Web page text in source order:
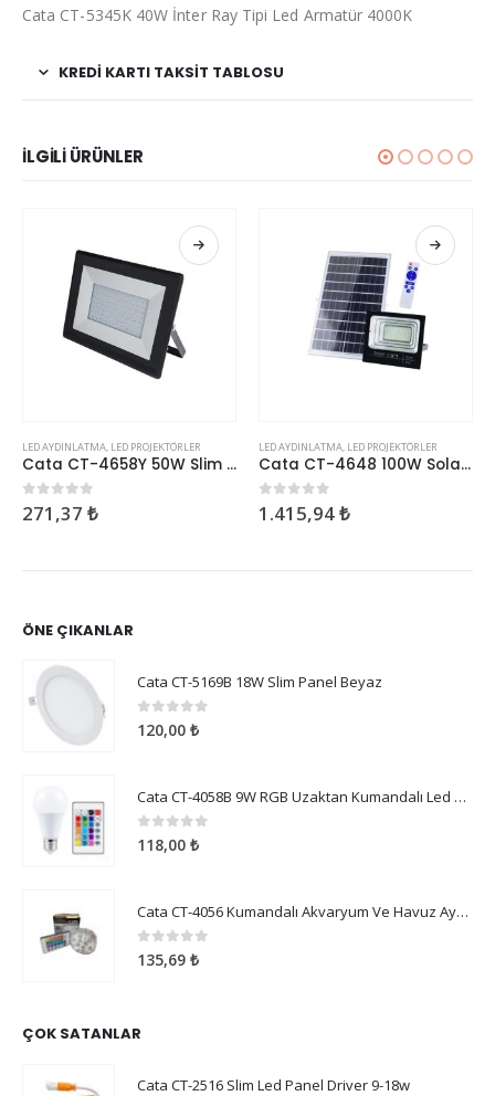
Cata CT-5345K 40W İnter Ray Tipi Led Armatür 4000K
KREDI KARTI TAKSIT TABLOSU
İLGILI ÜRÜNLER
LED AYDINLATMA, LED PROJEKTÖRLER
Cata CT-4658Y 50W Slim Led Projektör Yeşil
05 üzerinden
271,37 ₺
LED AYDINLATMA, LED PROJEKTÖRLER
Cata CT-4648 100W Solar Led Projektör
0 5 üzerinden
1.415,94₺
ÖNE ÇIKANLAR
Cata CT-5169B 18W Slim Panel Beyaz
05 üzerinden
120,00 ₺
Cata CT-4058B 9W RGB Uzaktan Kumandalı Led Ampul Beyaz Işık
0 5 üzerinden
118,00 ₺
Cata CT-4056 Kumandalı Akvaryum Ve Havuz Aydınlatma
05 üzerinden
135,69 ₺
ÇOK SATANLAR
Cata CT-2516 Slim Led Panel Driver 9-18w